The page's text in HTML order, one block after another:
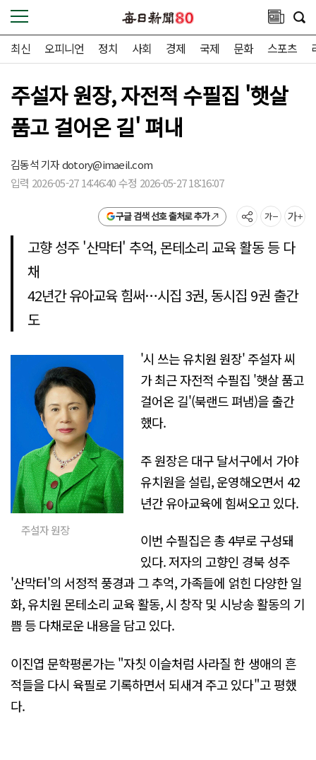
최신 오피니언 정치 사회 경제 국제 문화 스포츠
주설자 원장, 자전적 수필집 '햇살
품고 걸어온 길' 펴내
김동석 기자dotory@imaeil.com
입력 2026-05-27 14:46:40 수정 2026-05-27 18:16:07
구글 검색 선호 출처로 추가
고향 성주 '산막터' 추억, 몬테소리 교육 활동 등 다
채
42년간 유아교육 힘써…시집 3권, 동시집 9권 출간
도
주설자 원장
'시 쓰는 유치원 원장' 주설자 씨
가 최근 자전적 수필집 '햇살 품고
걸어온 길'(북랜드 펴냄)을 출간
했다.
주 원장은 대구 달서구에서 가야
유치원을 설립, 운영해오면서 42
년간 유아교육에 힘써오고 있다.
이번 수필집은 총 4부로 구성돼
있다. 저자의 고향인 경북 성주
'산막터'의 서정적 풍경과 그 추억, 가족들에 얽힌 다양한 일
화, 유치원 몬테소리 교육 활동, 시 창작 및 시낭송 활동의 기
쁨 등 다채로운 내용을 담고 있다.
이진엽 문학평론가는 "자칫 이슬처럼 사라질 한 생애의 흔
적들을 다시 육필로 기록하면서 되새겨 주고 있다"고 평했
다.